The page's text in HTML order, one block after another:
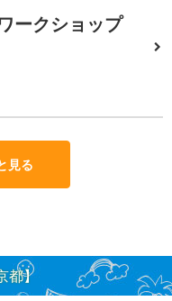
ークショップ
見る
都】